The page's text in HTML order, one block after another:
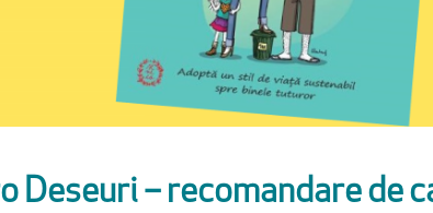
Deseuri – recomandare de